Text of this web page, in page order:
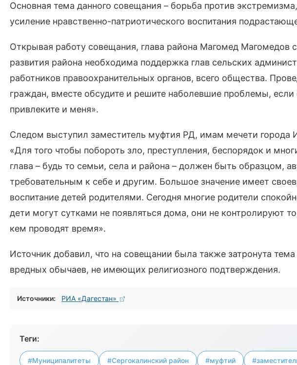
Основная тема данного совещания – борьба против
усиление нравственно-патриотического воспитания
Открывая работу совещания, глава района Магомед Магомедов
развития района необходима поддержка глав сельских
работников правоохранительных органов, всего общества.
граждан, вместе обсудите и решите наболевшие проблемы, если
привлеките и меня».
Следом выступил заместитель муфтия РД, имам мечети города
«Для того чтобы побороть зло, преступления, беспорядок и
глава – будь то семьи, села и района – должен быть образцом,
требовательным к себе и другим. Большое значение имеет
воспитание детей родителями. Сегодня многие родители
дети могут сутками не появляться дома, они не контролируют
кем проводят время».
Источник добавил, что на совещании была также затронута
вредных обычаев, не имеющих религиозного подтверждения.
Источники: РИА «Дагестан»
Теги:
#Муниципалитеты #Сергокалинский район #муфтий